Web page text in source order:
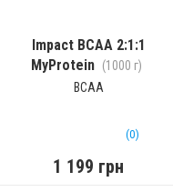
Impact BCAA 2:1:1
MyProtein (1000 г)
BCAA
(0)
1 199 грн